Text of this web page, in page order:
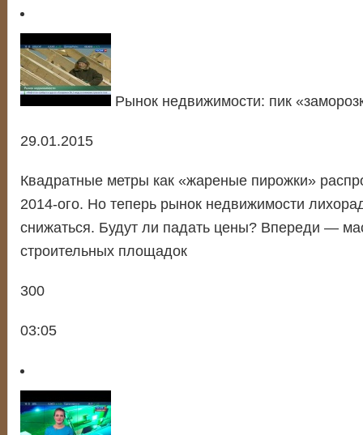
Рынок недвижимости: пик
29.01.2015
Квадратные метры как «жареные пирожки»
2014-ого. Но теперь рынок недвижимости
снижаться. Будут ли падать цены? Впереди —
строительных площадок
300
03:05